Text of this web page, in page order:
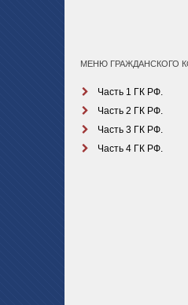
МЕНЮ ГРАЖДАНСКОГО
Часть 1 ГК РФ.
Часть 2 ГК РФ.
Часть 3 ГК РФ.
Часть 4 ГК РФ.